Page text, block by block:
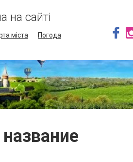
на сайті
міста
Погода